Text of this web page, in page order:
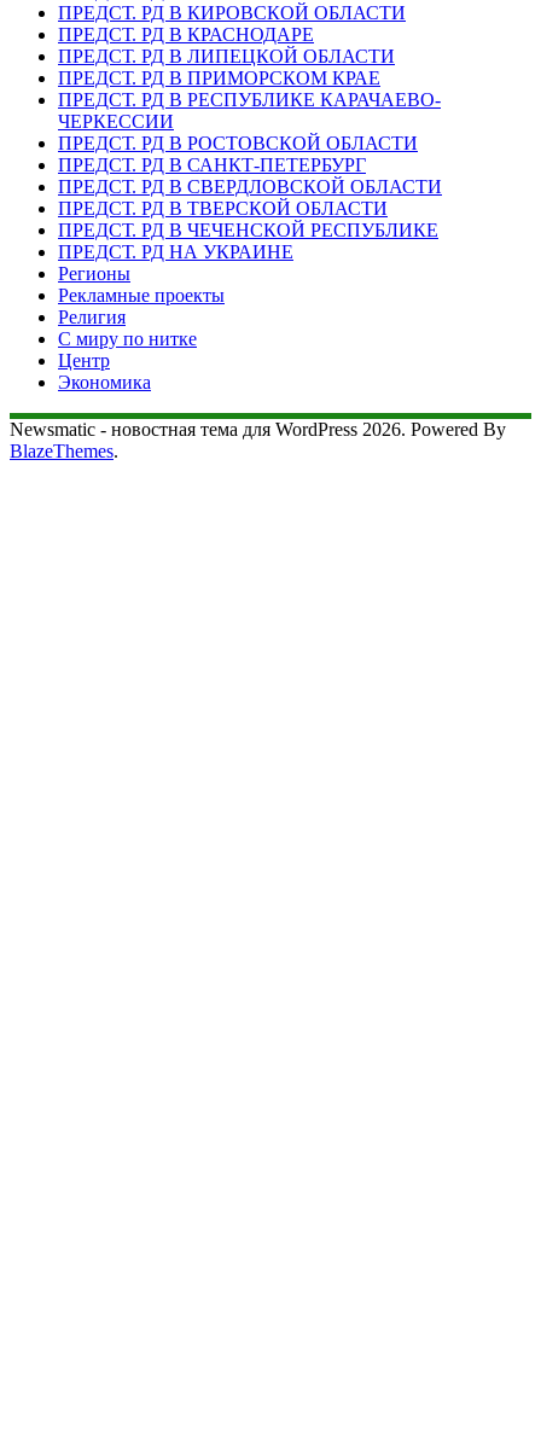
ПРЕДСТ. РД В КИРОВСКОЙ ОБЛАСТИ
ПРЕДСТ. РД В КРАСНОДАРЕ
ПРЕДСТ. РД В ЛИПЕЦКОЙ ОБЛАСТИ
ПРЕДСТ. РД В ПРИМОРСКОМ КРАЕ
ПРЕДСТ. РД В РЕСПУБЛИКЕ КАРАЧАЕВО-
ЧЕРКЕССИИ
ПРЕДСТ. РД В РОСТОВСКОЙ ОБЛАСТИ
ПРЕДСТ. РД В САНКТ-ПЕТЕРБУРГ
ПРЕДСТ. РД В СВЕРДЛОВСКОЙ ОБЛАСТИ
ПРЕДСТ. РД В ТВЕРСКОЙ ОБЛАСТИ
ПРЕДСТ. РД В ЧЕЧЕНСКОЙ РЕСПУБЛИКЕ
ПРЕДСТ. РД НА УКРАИНЕ
Регионы
Рекламные проекты
Религия
С миру по нитке
Центр
Экономика
Newsmatic - новостная тема для WordPress 2026. Powered By
BlazeThemes.